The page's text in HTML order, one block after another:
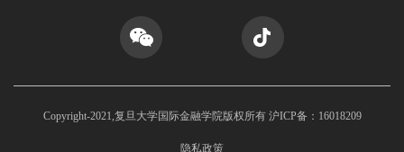
Copyright-2021,复旦大学国际金融学院版权所有 沪ICP备：16018209
隐私政策